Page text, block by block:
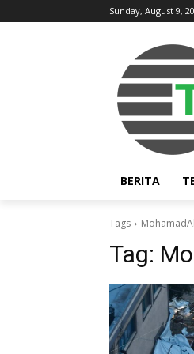
Sunday, August 9,
BERITA
Tags
Tag: